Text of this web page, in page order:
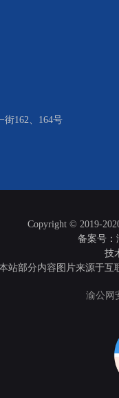
162、164号
Copyright © 2019-
备案号：
技
站部分内容图片来源于
渝公网